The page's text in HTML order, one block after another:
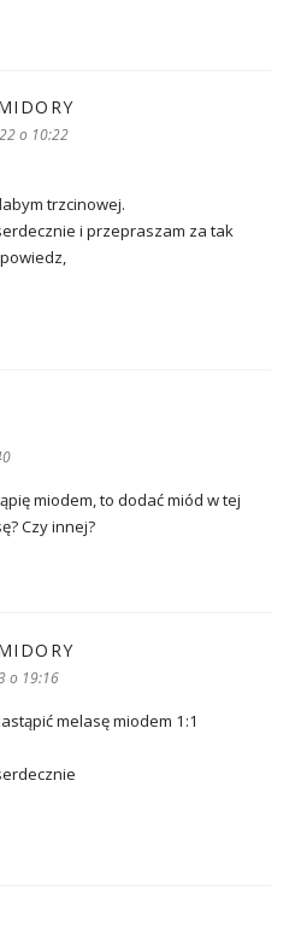
o 10:22
trzcinowej.
i przepraszam za tak
miodem, to dodać miód w tej
Czy innej?
o 19:16
melasę miodem 1:1